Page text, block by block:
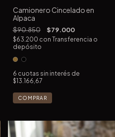
Camionero Cincelado en
Alpaca
$90.850 $79.000
$63.200 con Transferencia o
depósito
6 cuotas sin interés de
$13.166,67
COMPRAR